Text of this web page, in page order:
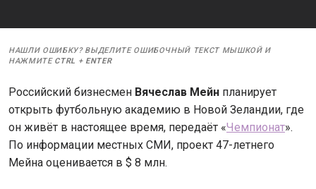
НАШЛИ ОШИБКУ? ВЫДЕЛИТЕ ОШИБОЧНЫЙ ТЕКСТ МЫШКОЙ И
НАЖМИТЕ CTRL + ENTER
Российский бизнесмен Вячеслав Мейн планирует
открыть футбольную академию в Новой Зеландии, где
он живёт в настоящее время, передаёт «Чемпионат».
По информации местных СМИ, проект 47-летнего
Мейна оценивается в $ 8 млн.